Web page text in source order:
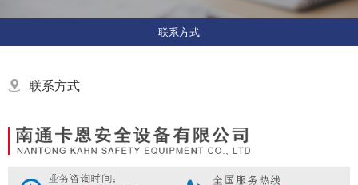
联系方式
联系方式